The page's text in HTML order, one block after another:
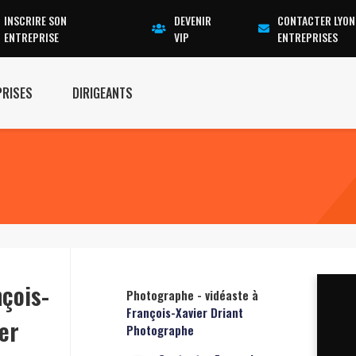
INSCRIRE SON
ENTREPRISE
DEVENIR
VIP
CONTACTER LYON
ENTREPRISES
DIRIGEANTS
Photographe - vidéaste à
François-Xavier Driant
Photographe